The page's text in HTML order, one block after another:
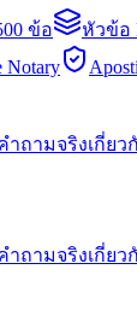
ข้อ หัวข้อ
ำถามจริงเกี่ยว
ำถามจริงเกี่ย